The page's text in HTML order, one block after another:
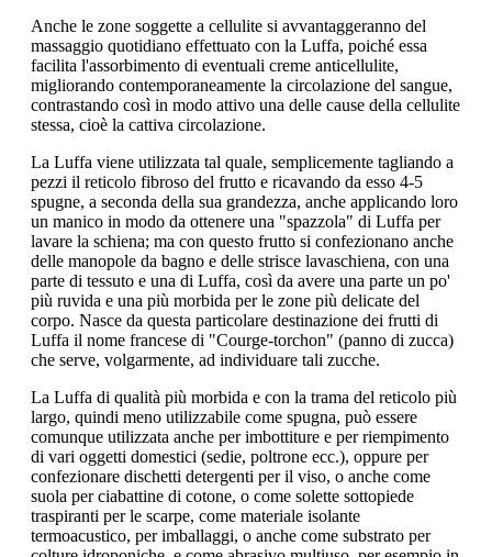
Anche le zone soggette a cellulite si avvantaggeranno del
massaggio quotidiano effettuato con la Luffa, poiché essa
facilita l'assorbimento di eventuali creme anticellulite,
migliorando contemporaneamente la circolazione del sangue,
contrastando così in modo attivo una delle cause della cellulite
stessa, cioè la cattiva circolazione.
La Luffa viene utilizzata tal quale, semplicemente tagliando a
pezzi il reticolo fibroso del frutto e ricavando da esso 4-5
spugne, a seconda della sua grandezza, anche applicando loro
un manico in modo da ottenere una "spazzola" di Luffa per
lavare la schiena; ma con questo frutto si confezionano anche
delle manopole da bagno e delle strisce lavaschiena, con una
parte di tessuto e una di Luffa, così da avere una parte un po'
più ruvida e una più morbida per le zone più delicate del
corpo. Nasce da questa particolare destinazione dei frutti di
Luffa il nome francese di "Courge-torchon" (panno di zucca)
che serve, volgarmente, ad individuare tali zucche.
La Luffa di qualità più morbida e con la trama del reticolo più
largo, quindi meno utilizzabile come spugna, può essere
comunque utilizzata anche per imbottiture e per riempimento
di vari oggetti domestici (sedie, poltrone ecc.), oppure per
confezionare dischetti detergenti per il viso, o anche come
suola per ciabattine di cotone, o come solette sottopiede
traspiranti per le scarpe, come materiale isolante
termoacustico, per imballaggi, o anche come substrato per